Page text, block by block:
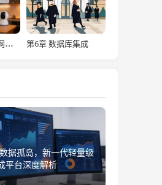
记一次投影连接网络存储 第6章 数据库集成
据孤岛，新一代轻量级
平台深度解析